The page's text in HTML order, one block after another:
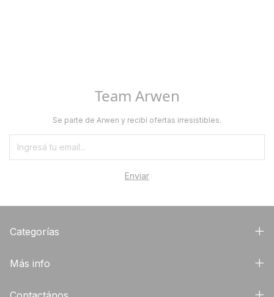
Team Arwen
Se parte de Arwen y recibí ofertas irresistibles.
Categorías
Más info